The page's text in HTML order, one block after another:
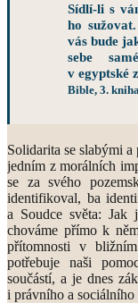
Sídlí-li s
ho
vás bude
sebe
v egyptské
Bible, 3.
Solidarita se slabými
jedním z morálních
se za svého
identifikoval, ba
a Soudce světa:
chováme přímo k
přítomnosti v
potřebuje naši
součástí, a je dnes
i právního a